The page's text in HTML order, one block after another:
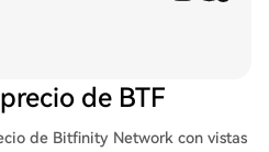
de BTF
de Bitfinity Network con vistas